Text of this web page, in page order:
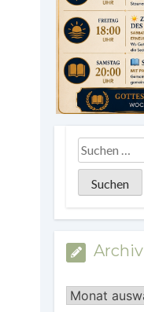
Archiv
Archiv